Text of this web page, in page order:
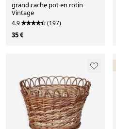
grand cache pot en rotin
Vintage
4.9 (197)
35 €